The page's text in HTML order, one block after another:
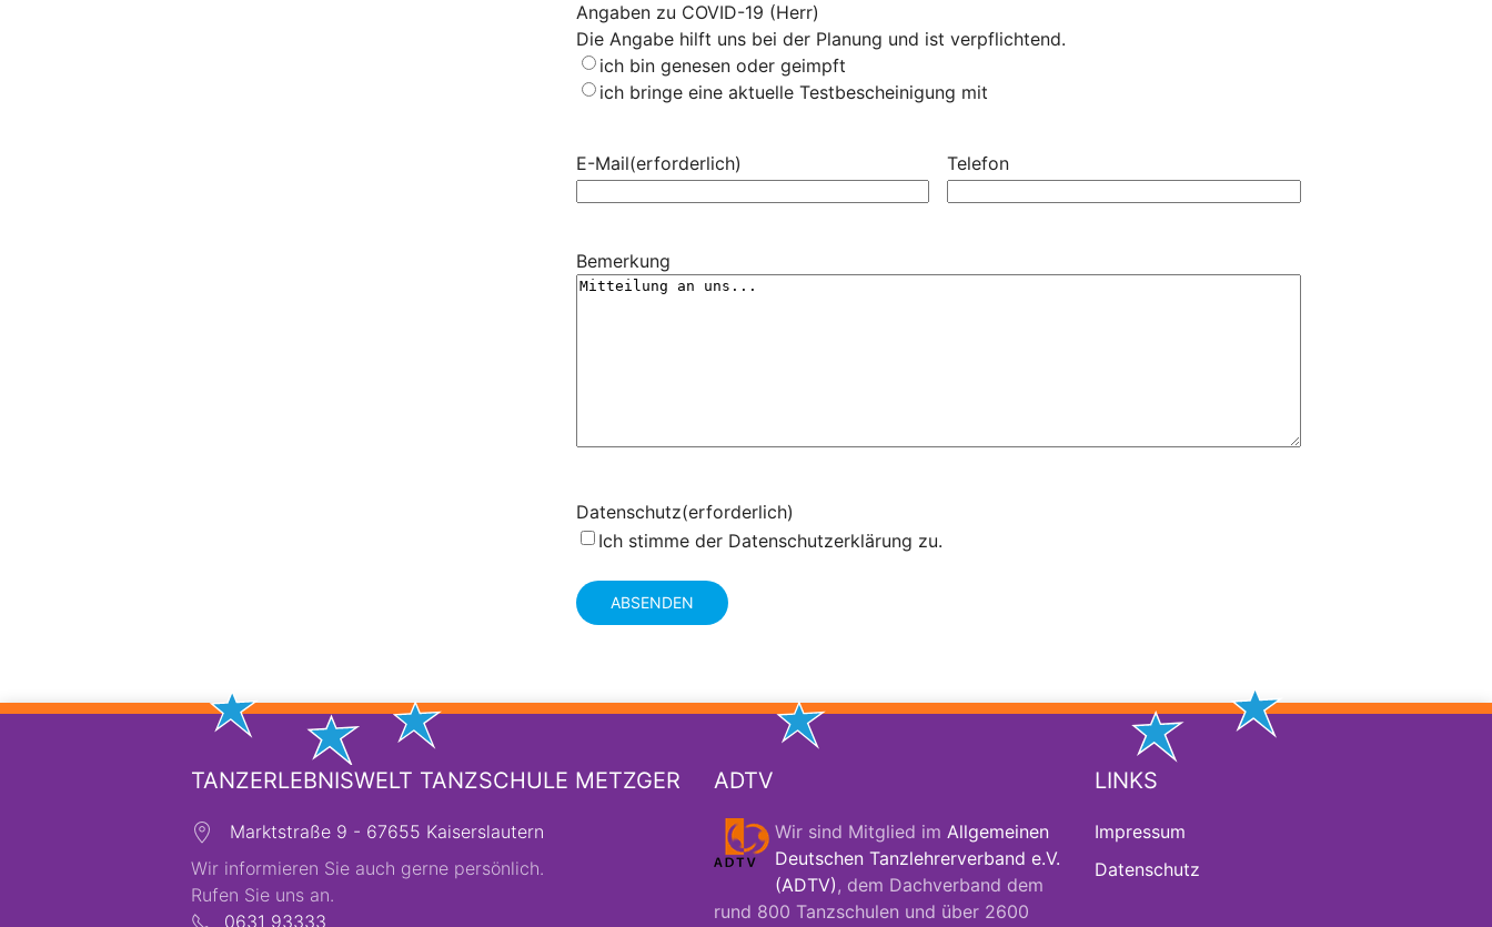
Angaben zu COVID-19 (Herr)
Die Angabe hilft uns bei der Planung und ist verpflichtend.
ich bin genesen oder geimpft
ich bringe eine aktuelle Testbescheinigung mit
E-Mail(erforderlich) Telefon
Bemerkung
Datenschutz(erforderlich)
Ich stimme der Datenschutzerklärung zu.
TANZERLEBNISWELT TANZSCHULE METZGER
Marktstraße 9 - 67655 Kaiserslautern
Wir informieren Sie auch gerne persönlich.
Rufen Sie uns an.
0631 93333
ADTV
Wir sind Mitglied im Allgemeinen
Deutschen Tanzlehrerverband e.V.
(ADTV) , dem Dachverband dem
rund 800 Tanzschulen und über 2600
LINKS
Impressum
Datenschutz